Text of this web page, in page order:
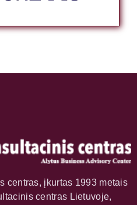
centras, įkurtas 1993 metais
centras Lietuvoje,